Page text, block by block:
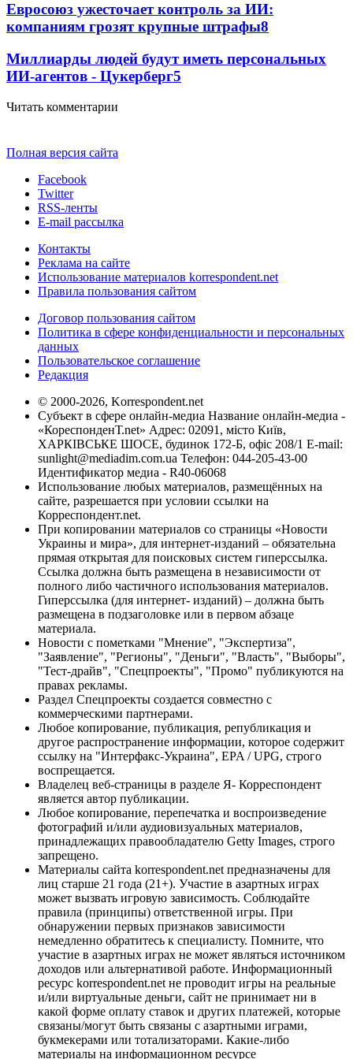
Евросоюз ужесточает контроль за ИИ:
компаниям грозят крупные штрафы8
Миллиарды людей будут иметь персональных
ИИ-агентов - Цукерберг5
Читать комментарии
Полная версия сайта
Facebook
Twitter
RSS-ленты
E-mail рассылка
Контакты
Реклама на сайте
Использование материалов korrespondent.net
Правила пользования сайтом
Договор пользования сайтом
Политика в сфере конфиденциальности и персональных
данных
Пользовательское соглашение
Редакция
© 2000-2026, Korrespondent.net
Субъект в сфере онлайн-медиа Название онлайн-медиа -
«КореспонденТ.net» Адрес: 02091, місто Київ,
ХАРКІВСЬКЕ ШОСЕ, будинок 172-Б, офіс 208/1 E-mail:
sunlight@mediadim.com.ua Телефон: 044-205-43-00
Идентификатор медиа - R40-06068
Использование любых материалов, размещённых на
сайте, разрешается при условии ссылки на
Корреспондент.net.
При копировании материалов со страницы «Новости
Украины и мира», для интернет-изданий – обязательна
прямая открытая для поисковых систем гиперссылка.
Ссылка должна быть размещена в независимости от
полного либо частичного использования материалов.
Гиперссылка (для интернет- изданий) – должна быть
размещена в подзаголовке или в первом абзаце
материала.
Новости с пометками "Мнение", "Экспертиза",
"Заявление", "Регионы", "Деньги", "Власть", "Выборы",
"Тест-драйв", "Спецпроекты", "Промо" публикуются на
правах рекламы.
Раздел Спецпроекты создается совместно с
коммерческими партнерами.
Любое копирование, публикация, републикация и
другое распространение информации, которое содержит
ссылку на "Интерфакс-Украина", EPA / UPG, строго
воспрещается.
Владелец веб-страницы в разделе Я- Корреспондент
является автор публикации.
Любое копирование, перепечатка и воспроизведение
фотографий и/или аудиовизуальных материалов,
принадлежащих правообладателю Getty Images, строго
запрещено.
Материалы сайта korrespondent.net предназначены для
лиц старше 21 года (21+). Участие в азартных играх
может вызвать игровую зависимость. Соблюдайте
правила (принципы) ответственной игры. При
обнаружении первых признаков зависимости
немедленно обратитесь к специалисту. Помните, что
участие в азартных играх не может являться источником
доходов или альтернативой работе. Информационный
ресурс korrespondent.net не проводит игры на реальные
и/или виртуальные деньги, сайт не принимает ни в
какой форме оплату ставок и других платежей, которые
связаны/могут быть связаны с азартными играми,
букмекерами или тотализаторами. Какие-либо
материалы на информационном ресурсе